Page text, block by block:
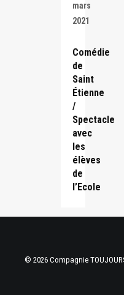
mars
2021
Comédie
de
Saint
Étienne
/
Spectacle
avec
les
élèves
de
l’Ecole
© 2026 Compagnie